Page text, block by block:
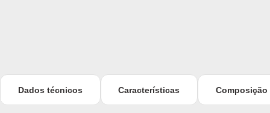
Dados técnicos Características Composição